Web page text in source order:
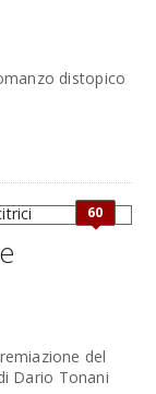
distopico
60
del
Dario Tonani